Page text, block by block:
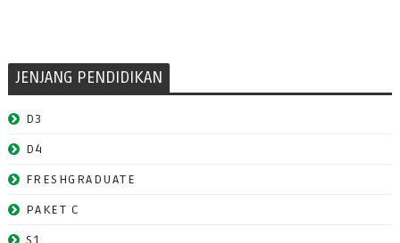
JENJANG PENDIDIKAN
D3
D4
FRESHGRADUATE
PAKET C
S1